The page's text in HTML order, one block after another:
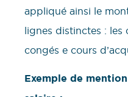
appliqué ainsi le
lignes distinctes : les
congés e cours
Exemple de